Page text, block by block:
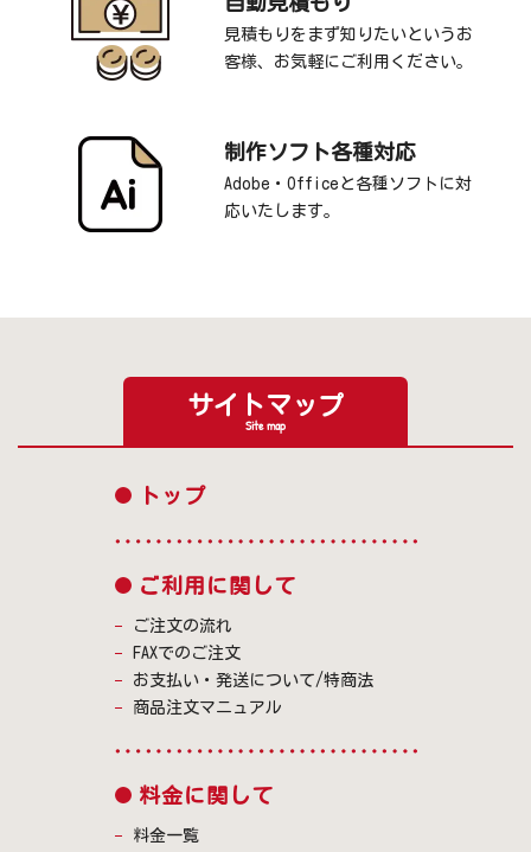
見積もりをまず知りたいというお
客様、お気軽にご利用ください。
制作ソフト各種対応
Adobe・Officeと各種ソフトに対
応いたします。
サイトマップ
Site map
トップ
ご利用に関して
ご注文の流れ
FAXでのご注文
お支払い・発送について/特商法
商品注文マニュアル
料金に関して
料金一覧